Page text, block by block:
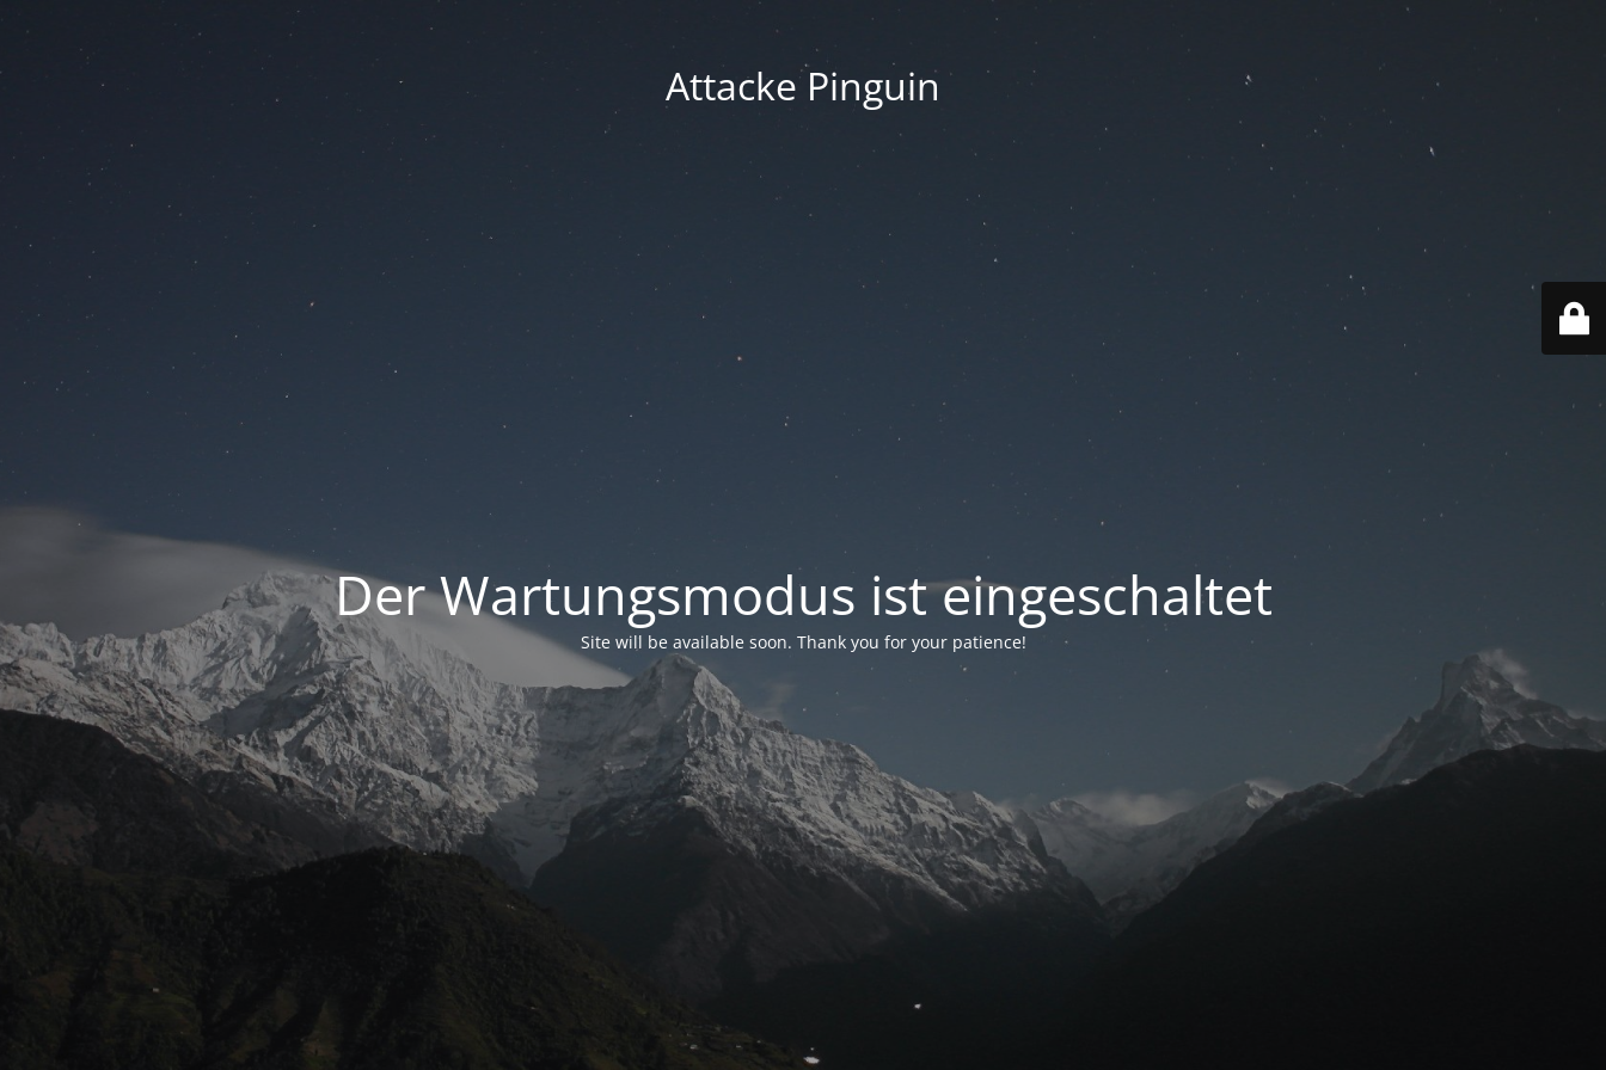
Attacke Pinguin
Der Wartungsmodus ist eingeschaltet
Site will be available soon. Thank you for your patience!